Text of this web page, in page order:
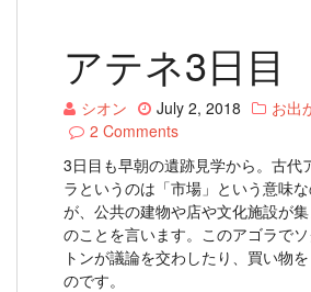
アテネ3日目
シオン July 2, 2018
お出
2 Comments
3日目も早朝の遺跡見学から。古代
ラというのは「市場」という意味
が、公共の建物や店や文化施設が
のことを言います。このアゴラで
トンが議論を交わしたり、買い物
のです。